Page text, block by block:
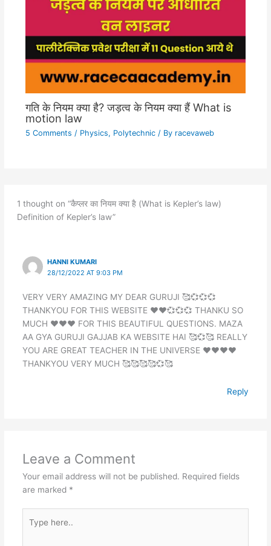
गति के नियम क्या है? जड़त्व के नियम क्या हैं What is
motion law
5 Comments / Physics, Polytechnic/ By racevaweb
1 thought on “कैप्लर का नियम क्या है (What is Kepler’s law)
Definition of Kepler’s law”
HANNI KUMARI
28/12/2022 AT 9:03 PM
VERY VERY AMAZING MY DEAR GURUJI 🥰💞💞💞
THANKYOU FOR THIS WEBSITE ❤️❤️💞💞💞 THANKU SO
MUCH ❤️❤️❤️ FOR THIS BEAUTIFUL QUESTIONS. MAZA
AA GYA GURUJI GAJJAB KA WEBSITE HAI 🥰💞🥰 REALLY
YOU ARE GREAT TEACHER IN THE UNIVERSE ❤️❤️❤️❤️
THANKYOU VERY MUCH 🥰🥰🥰🥰💞🥰
Reply
Leave a Comment
Your email address will not be published. Required fields
are marked *
here..